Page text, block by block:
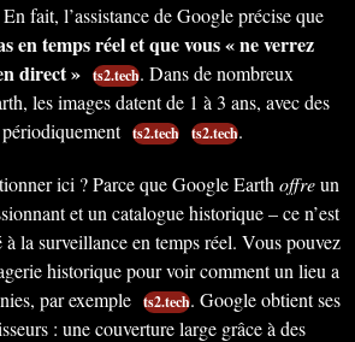
fait, l’assistance de Google précise que
en temps réel et que vous « ne verrez
direct » ts2.tech. Dans de nombreux
les images datent de 1 à 3 ans, avec des
ts2.tech ts2.tech.
ici ? Parce que Google Earth offreun
et un catalogue historique – ce n’est
à la surveillance en temps réel. Vous pouvez
historique pour voir comment un lieu a
par exemple ts2.tech. Google obtient ses
: une couverture large grâce à des